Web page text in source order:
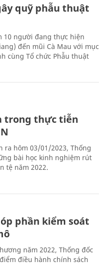
quỹ phẫu thuật
10 người đang thực hiện
đến mũi Cà Mau với mục
cùng Tổ chức Phẫu thuật
trong thực tiễn
ra hôm 03/01/2023, Thống
bài học kinh nghiệm rút
tệ năm 2022.
phần kiểm soát
năm 2022, Thống đốc
điều hành chính sách